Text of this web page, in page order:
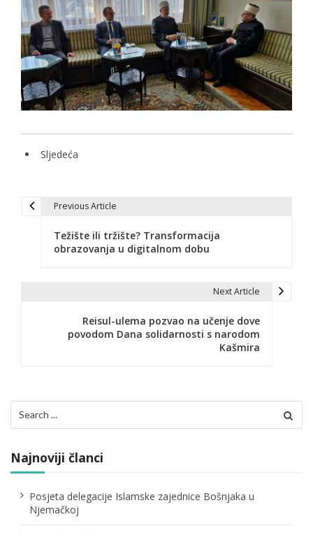
Sljedeća
i
j
č
l
Previous Article
Težište ili tržište? Transformacija
obrazovanja u digitalnom dobu
Next Article
Reisul-ulema pozvao na učenje dove
povodom Dana solidarnosti s narodom
Kašmira
for:
Najnoviji članci
Posjeta delegacije Islamske zajednice Bošnjaka u
Njemačkoj